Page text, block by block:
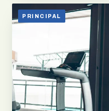
PRINCIPAL